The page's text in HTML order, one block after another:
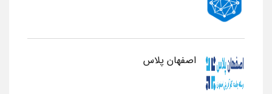
اصفهان پلاس